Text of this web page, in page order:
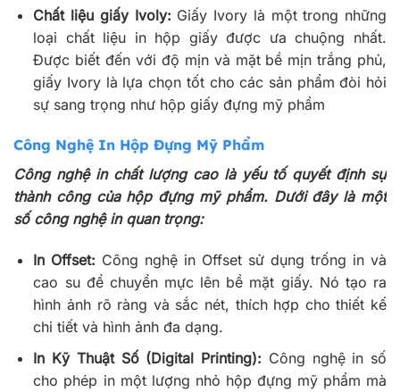
Chất liệu giấy Ivoly: Giấy Ivory là một trong những
loại chất liệu in hộp giấy được ưa chuộng nhất.
Được biết đến với độ mịn và mặt bề mịn trắng phủ,
giấy Ivory là lựa chọn tốt cho các sản phẩm đòi hỏi
sự sang trọng như hộp giấy đựng mỹ phẩm
Công Nghệ In Hộp Đựng Mỹ Phẩm
Công nghệ in chất lượng cao là yếu tố quyết định sự
thành công của hộp đựng mỹ phẩm. Dưới đây là một
số công nghệ in quan trọng:
In Offset: Công nghệ in Offset sử dụng trống in và
cao su để chuyển mực lên bề mặt giấy. Nó tạo ra
hình ảnh rõ ràng và sắc nét, thích hợp cho thiết kế
chi tiết và hình ảnh đa dạng.
In Kỹ Thuật Số (Digital Printing): Công nghệ in số
cho phép in một lượng nhỏ hộp đựng mỹ phẩm mà